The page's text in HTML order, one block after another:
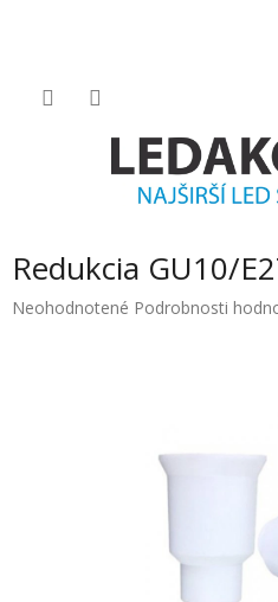
Redukcia GU10/
Priemerné
Neohodnotené Podrobnosti